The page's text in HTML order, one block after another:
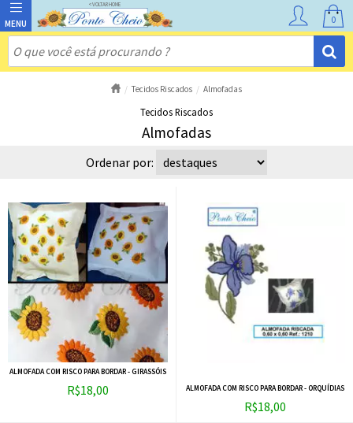
0
Tecidos Riscados Almofadas
Tecidos Riscados
Almofadas
Ordenar por:
ALMOFADA COM RISCO PARA BORDAR - GIRASSÓIS
R$18,00 ALMOFADA COM RISCO PARA BORDAR - ORQUÍDIAS
R$18,00